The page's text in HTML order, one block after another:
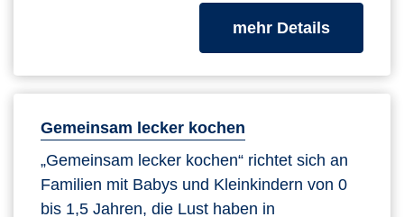
mehr Detailszum
Gemeinsam lecker kochen
„Gemeinsam lecker kochen“ richtet sich an
Familien mit Babys und Kleinkindern von 0
bis 1,5 Jahren, die Lust haben in